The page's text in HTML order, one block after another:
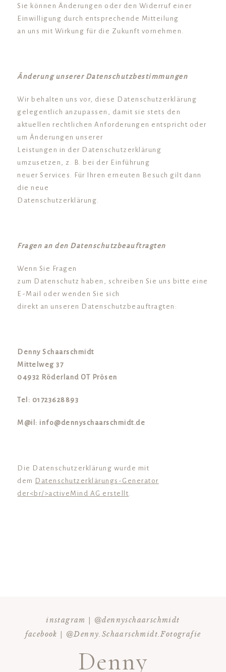
Sie können Änderungen oder den Widerruf einer
Einwilligung durch entsprechende Mitteilung
an uns mit Wirkung für die Zukunft vornehmen.
Änderung unserer Datenschutzbestimmungen
Wir behalten uns vor, diese Datenschutzerklärung
gelegentlich anzupassen, damit sie stets den
aktuellen rechtlichen Anforderungen entspricht oder
um Änderungen unserer
Leistungen in der Datenschutzerklärung
umzusetzen, z. B. bei der Einführung
neuer Services. Für Ihren erneuten Besuch gilt dann
die neue
Datenschutzerklärung.
Fragen an den Datenschutzbeauftragten
Wenn Sie Fragen
zum Datenschutz haben, schreiben Sie uns bitte eine
E-Mail oder wenden Sie sich
direkt an unseren Datenschutzbeauftragten:
Denny Schaarschmidt
Mittelweg 37
04932 Röderland OT Prösen
Tel: 01723628893
M@il: info@dennyschaarschmidt.de
Die Datenschutzerklärung wurde mit
dem Datenschutzerklärungs-Generator
der<br/>activeMind AG erstellt
instagram | @dennyschaarschmidt
facebook | @Denny.Schaarschmidt.Fotografie
Denny